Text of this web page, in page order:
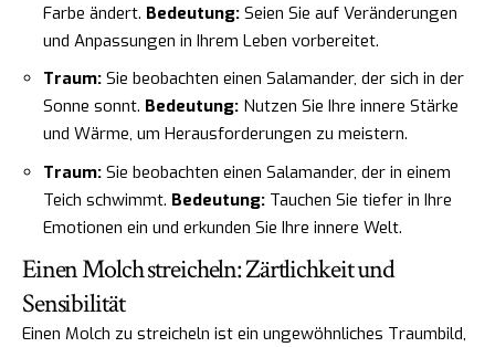
Farbe ändert. Bedeutung: Seien Sie auf Veränderungen
und Anpassungen in Ihrem Leben vorbereitet.
Traum: Sie beobachten einen Salamander, der sich in der
Sonne sonnt. Bedeutung: Nutzen Sie Ihre innere Stärke
und Wärme, um Herausforderungen zu meistern.
Traum: Sie beobachten einen Salamander, der in einem
Teich schwimmt. Bedeutung: Tauchen Sie tiefer in Ihre
Emotionen ein und erkunden Sie Ihre innere Welt.
Einen Molch streicheln: Zärtlichkeit und
Sensibilität
Einen Molch zu streicheln ist ein ungewöhnliches Traumbild,